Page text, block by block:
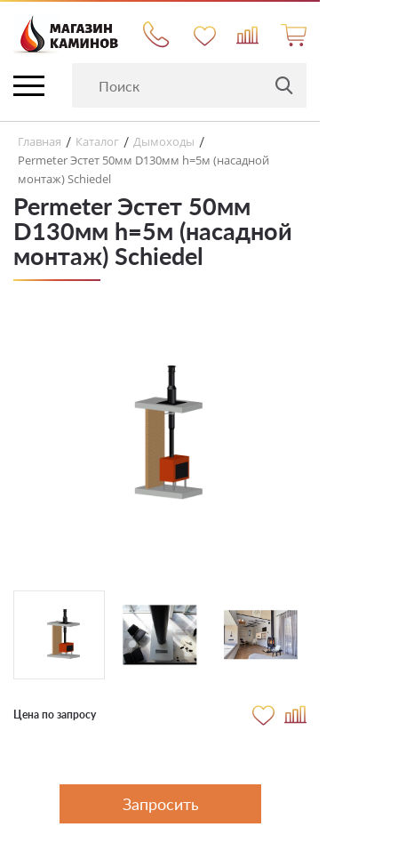
Главная / Каталог / Дымоходы /
Permeter Эстет 50мм D130мм h=5м (насадной
монтаж) Schiedel
Permeter Эстет 50мм
D130мм h=5м (насадной
монтаж) Schiedel
Цена по запросу
Запросить